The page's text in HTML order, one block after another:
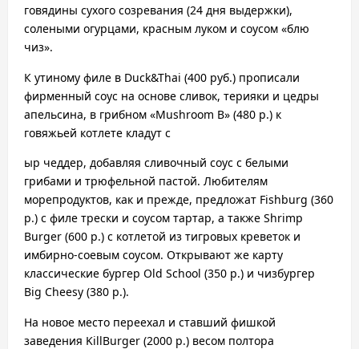
говядины сухого созревания (24 дня выдержки),
солеными огурцами, красным луком и соусом «блю
чиз».
К утиному филе в Duck&Thai (400 руб.) прописали
фирменный соус на основе сливок, терияки и цедры
апельсина, в грибном «Mushroom B» (480 р.) к
говяжьей котлете кладут с
ыр чеддер, добавляя сливочный соус с белыми
грибами и трюфельной пастой. Любителям
морепродуктов, как и прежде, предложат Fishburg (360
р.) с филе трески и соусом тартар, а также Shrimp
Burger (600 р.) с котлетой из тигровых креветок и
имбирно-соевым соусом. Открывают же карту
классические бургер Old School (350 р.) и чизбургер
Big Cheesy (380 р.).
На новое место переехал и ставший фишкой
заведения KillBurger (2000 р.) весом полтора